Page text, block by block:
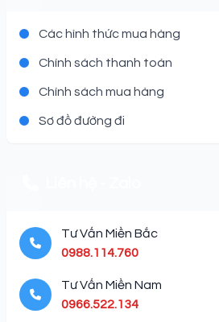
Các hình thức mua hàng
Chính sách thanh toán
Chính sách mua hàng
Sơ đồ đường đi
Tư Vấn Miền Bắc
0988.114.760
Tư Vấn Miền Nam
0966.522.134